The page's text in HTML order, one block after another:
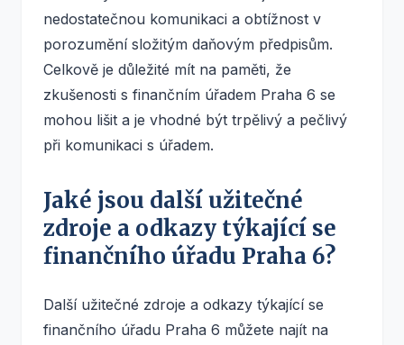
nedostatečnou komunikaci a obtížnost v
porozumění složitým daňovým předpisům.
Celkově je důležité mít na paměti, že
zkušenosti s finančním úřadem Praha 6 se
mohou lišit a je vhodné být trpělivý a pečlivý
při komunikaci s úřadem.
Jaké jsou další užitečné
zdroje a odkazy týkající se
finančního úřadu Praha 6?
Další užitečné zdroje a odkazy týkající se
finančního úřadu Praha 6 můžete najít na